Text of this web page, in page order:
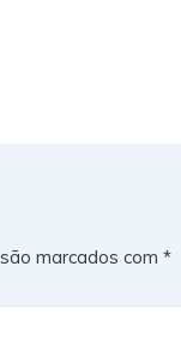
marcados com *